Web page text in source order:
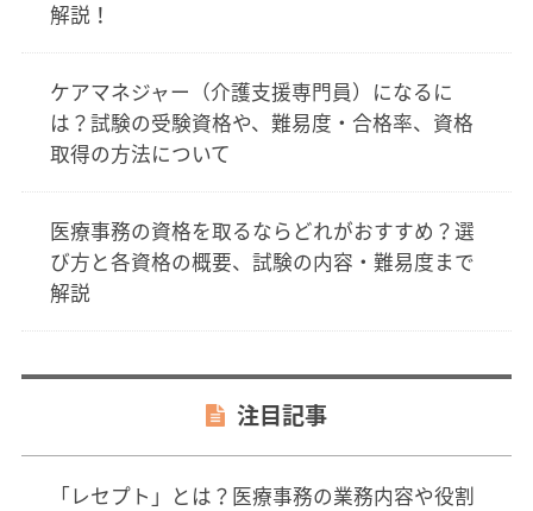
解説！
ケアマネジャー（介護支援専門員）になるに
は？試験の受験資格や、難易度・合格率、資格
取得の方法について
医療事務の資格を取るならどれがおすすめ？選
び方と各資格の概要、試験の内容・難易度まで
解説
注目記事
「レセプト」とは？医療事務の業務内容や役割